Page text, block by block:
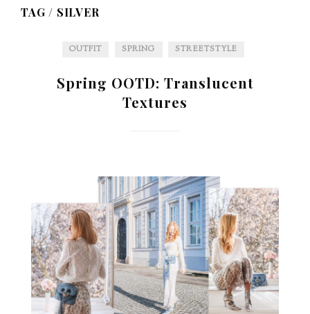
TAG / SILVER
OUTFIT SPRING STREETSTYLE
Spring OOTD: Translucent
Textures